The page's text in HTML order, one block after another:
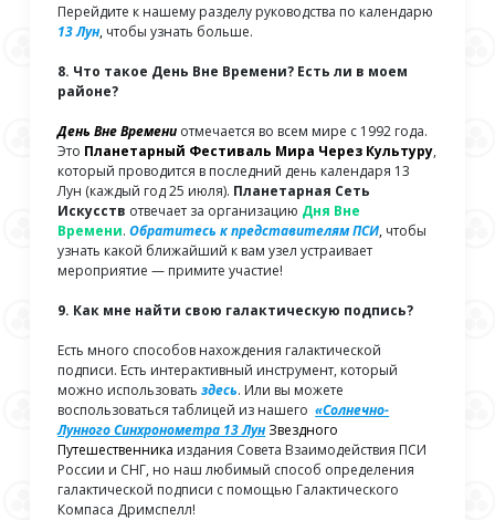
Перейдите к нашему разделу руководства по календарю
13 Лун, чтобы узнать больше.
8. Что такое День Вне Времени? Есть ли в моем
районе?
День Вне Времени отмечается во всем мире с 1992 года.
Это Планетарный Фестиваль Мира Через Культуру,
который проводится в последний день календаря 13
Лун (каждый год 25 июля). Планетарная Сеть
Искусств отвечает за организацию Дня Вне
Времени.Обратитесь к представителям ПСИ, чтобы
узнать какой ближайший к вам узел устраивает
мероприятие — примите участие!
9. Как мне найти свою галактическую подпись?
Есть много способов нахождения галактической
подписи. Есть интерактивный инструмент, который
можно использоватьздесь. Или вы можете
воспользоваться таблицей из нашего«Солнечно-
Лунного Синхронометра 13 Лун Звездного
Путешественника издания Совета Взаимодействия ПСИ
России и СНГ, но наш любимый способ определения
галактической подписи с помощью Галактического
Компаса Дримспелл!